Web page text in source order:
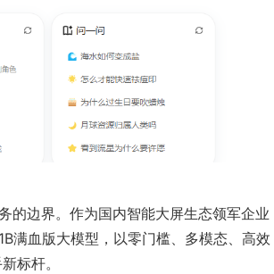
的边界。作为国内智能大屏生态领军企业
满血版大模型，以零门槛、多模态、高效
标杆。